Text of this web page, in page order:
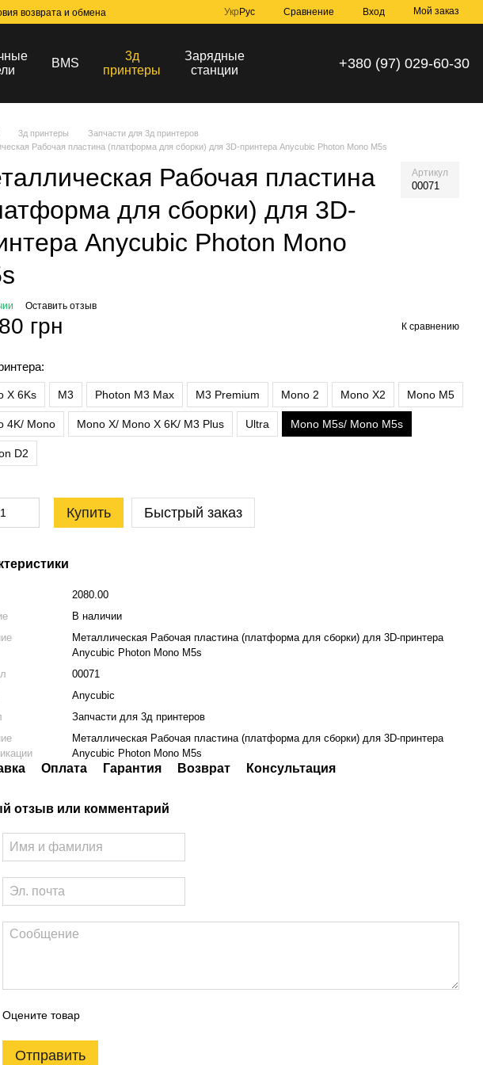
возврата и обмена Укр Рус Сравнение Вход Мой заказ
BMS
3д
принтеры
Зарядные
станции
+380 (97) 029-60-30
3д принтеры
Запчасти для 3д принтеров
Рабочая пластина (платформа для сборки) для 3D-принтера Anycubic Photon Mono M5s
Рабочая пластина
для сборки) для 3D-
Anycubic Photon Mono
Артикул
00071
Оставить отзыв
грн К сравнению
X 6Ks M3 Photon M3 Max M3 Premium Mono 2 Mono X2 Mono M5
4K/ Mono Mono X/ Mono X 6K/ M3 Plus Ultra Mono M5s/ Mono M5s
D2
Купить Быстрый заказ
2080.00
В наличии
Металлическая Рабочая пластина (платформа для сборки) для 3D-принтера
Anycubic Photon Mono M5s
00071
Anycubic
Запчасти для 3д принтеров
Металлическая Рабочая пластина (платформа для сборки) для 3D-принтера
Anycubic Photon Mono M5s
Оплата Гарантия Возврат Консультация
отзыв или комментарий
Оцените товар
Отправить